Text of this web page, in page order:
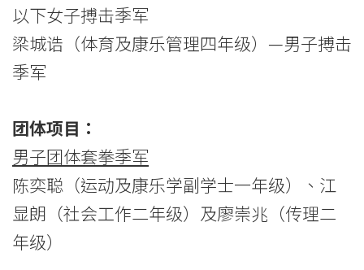
香
港
浸
会
大
学
以下女子搏击季军
梁城诰（体育及康乐管理四年级）—男子搏击
季军
团体项目：
男子团体套拳季军
陈奕聪（运动及康乐学副学士一年级）、江
显朗（社会工作二年级）及廖崇兆（传理二
年级）